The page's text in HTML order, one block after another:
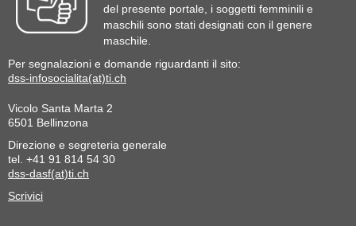
del presente portale, i soggetti femminili e
maschili sono stati designati con il genere
maschile.
Per segnalazioni e domande riguardanti il sito:
dss-infosocialita(at)ti.ch
Vicolo Santa Marta 2
6501 Bellinzona
Direzione e segreteria generale
tel. +41 91 814 54 30
dss-dasf(at)ti.ch
Scrivici